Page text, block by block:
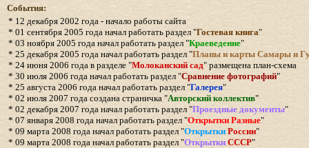
События:
* 12 декабря 2002 года - начало работы сайта
* 01 сентября 2005 года начал работать раздел "Гостевая книга"
* 03 ноября 2005 года начал работать раздел "Краеведение"
* 25 декабря 2005 года начал работать раздел "Планы и карты Самары и
* 24 июня 2006 года в разделе "Молоканский сад" размещена план-схема
* 30 июля 2006 года начал работать раздел "Сравнение фотографий"
* 25 августа 2006 года начал работать раздел "Галерея"
* 02 июля 2007 года создана страничка "Авторский коллектив"
* 02 декабря 2007 года начал работать раздел "Проездные документы"
* 07 января 2008 года начал работать раздел "Открытки Разные"
* 09 марта 2008 года начал работать раздел "Открытки России"
* 09 марта 2008 года начал работать раздел "Открытки СССР"